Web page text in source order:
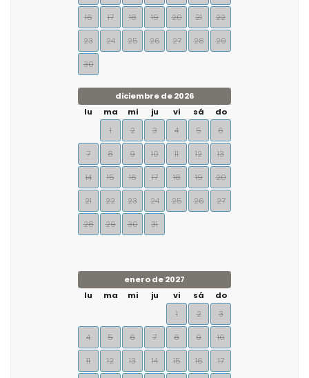
16 17 18 19 20 21 22
23 24 25 26 27 28 29
30
diciembre de 2026
lu
ma mi ju vi sá
do
1
2 3 4 5 6
7 8 9 10 11 12 13
14 15 16 17 18 19 20
21 22 23 24 25 26 27
28 29 30 31
enero de 2027
lu
ma mi ju vi sá
do
1
2 3
4 5 6 7 8 9 10
11 12 13 14 15 16 17